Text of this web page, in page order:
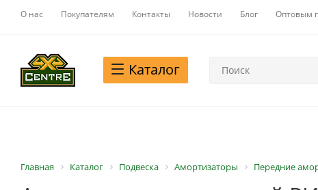
О нас Покупателям Контакты Новости Блог Оптовым
Каталог
Главная Каталог Подвеска Амортизаторы Передние